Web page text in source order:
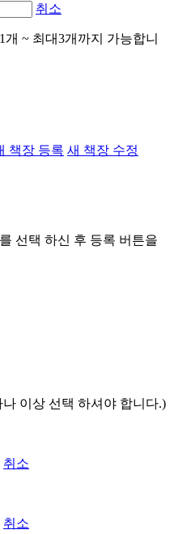
취소
~ 최대3개까지 가능합니
책장 등록 새 책장 수정
선택 하신 후 등록 버튼을
이상 선택 하셔야 합니다.)
취소
취소